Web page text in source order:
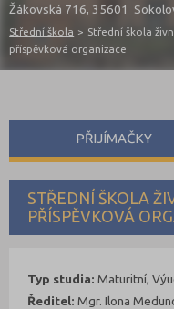
Žákovská 716, 35601
Střední škola > Střední škola
příspěvková organizace
STŘEDNÍ ŠKOLA
PŘÍSPĚVKOVÁ
Typ studia: Maturitní,
Ředitel: Mgr. Ilona
PŘIJÍMAČKY